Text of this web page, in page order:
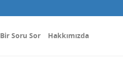
Bir Soru Sor Hakkımızda